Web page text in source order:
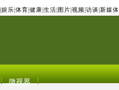
娱乐 体育 健康 生活 图片 视频 访谈 新媒体
微视界